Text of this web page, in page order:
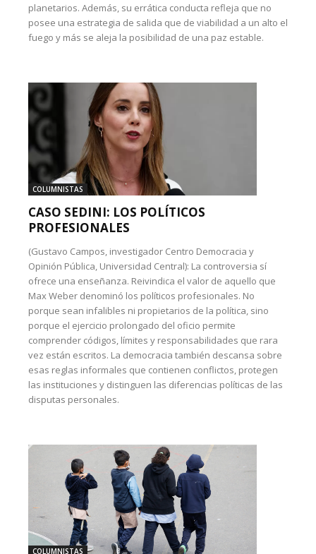
planetarios. Además, su errática conducta refleja que no
posee una estrategia de salida que de viabilidad a un alto el
fuego y más se aleja la posibilidad de una paz estable.
COLUMNISTAS
CASO SEDINI: LOS POLÍTICOS
PROFESIONALES
(Gustavo Campos, investigador Centro Democracia y
Opinión Pública, Universidad Central): La controversia sí
ofrece una enseñanza. Reivindica el valor de aquello que
Max Weber denominó los políticos profesionales. No
porque sean infalibles ni propietarios de la política, sino
porque el ejercicio prolongado del oficio permite
comprender códigos, límites y responsabilidades que rara
vez están escritos. La democracia también descansa sobre
esas reglas informales que contienen conflictos, protegen
las instituciones y distinguen las diferencias políticas de las
disputas personales.
COLUMNISTAS